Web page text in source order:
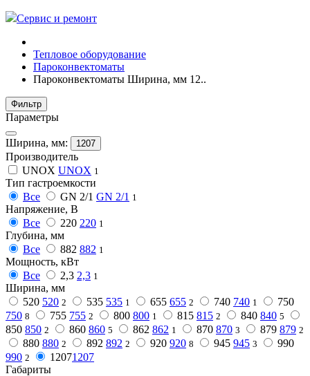
Сервис и ремонт
Тепловое оборудование
Пароконвектоматы
Пароконвектоматы Ширина, мм 12..
Фильтр
Параметры
Ширина, мм: 1207
Производитель
UNOX UNOX 1
Тип гастроемкости
Все
GN 2/1 GN 2/1 1
Напряжение, В
Все
220 220 1
Глубина, мм
Все
882 882 1
Мощность, кВт
Все
2,3 2,3 1
Ширина, мм
520 520 2 535 535 1 655 655 2 740 740 1
750
750 8 755 755 2 800 800 1 815 815 2 840 840 5
850 850 2 860 860 5 862 862 1 870 870 3 879 879 2
880 880 2 892 892 2 920 920 8 945 945 3
990
990 2 12071207
Габариты